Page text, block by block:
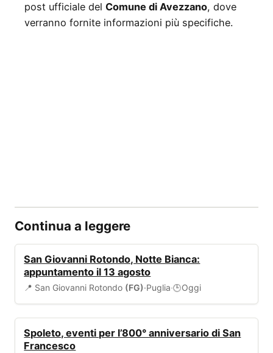
post ufficiale del Comune di Avezzano, dove
verranno fornite informazioni più specifiche.
Continua a leggere
San Giovanni Rotondo, Notte Bianca:
appuntamento il 13 agosto
📍 San Giovanni Rotondo (FG)·Puglia·🕒Oggi
Spoleto, eventi per l’800° anniversario di San
Francesco